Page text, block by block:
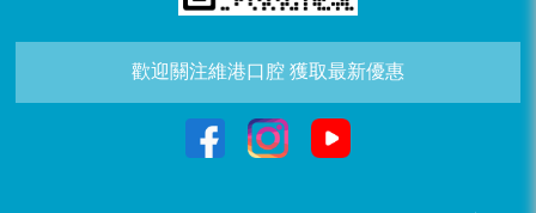
歡迎關注維港口腔 獲取最新優惠